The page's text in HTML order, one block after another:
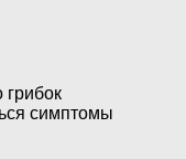
грибок
симптомы